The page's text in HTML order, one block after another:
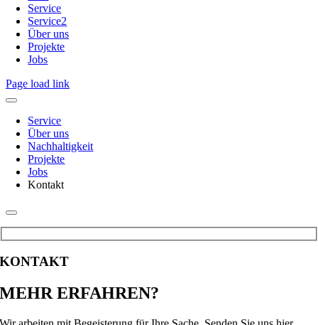
Service
Service2
Über uns
Projekte
Jobs
Page load link
Service
Über uns
Nachhaltigkeit
Projekte
Jobs
Kontakt
KONTAKT
MEHR ERFAHREN?